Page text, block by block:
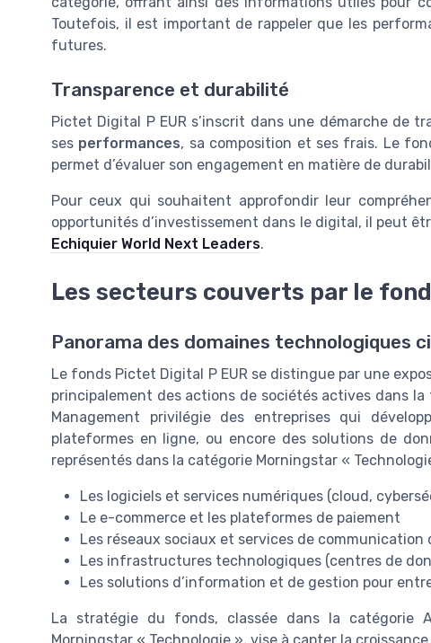
Toutefois, il est important de rappeler que les
futures.
Transparence et durabilité
Pictet Digital P EUR s’inscrit dans une démarche de
ses performances, sa composition et ses frais. Le
permet d’évaluer son engagement en matière de
Pour ceux qui souhaitent approfondir leur
opportunités d’investissement dans le digital, il peut
Echiquier World Next Leaders.
Les secteurs couverts par le
Panorama des domaines technologiques
Le fonds Pictet Digital P EUR se distingue par une
principalement des actions de sociétés actives dans
Management privilégie des entreprises qui
plateformes en ligne, ou encore des solutions de
représentés dans la catégorie Morningstar «
Les logiciels et services numériques (cloud,
Le e-commerce et les plateformes de paiement
Les réseaux sociaux et services de communication
Les infrastructures technologiques (centres de
Les solutions d’information et de gestion pour
La stratégie du fonds, classée dans la catégorie